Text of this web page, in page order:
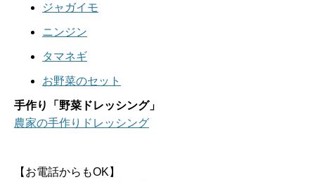
ジャガイモ
ニンジン
タマネギ
お野菜のセット
手作り「野菜ドレッシング」
農家の手作りドレッシング
【お電話からもOK】